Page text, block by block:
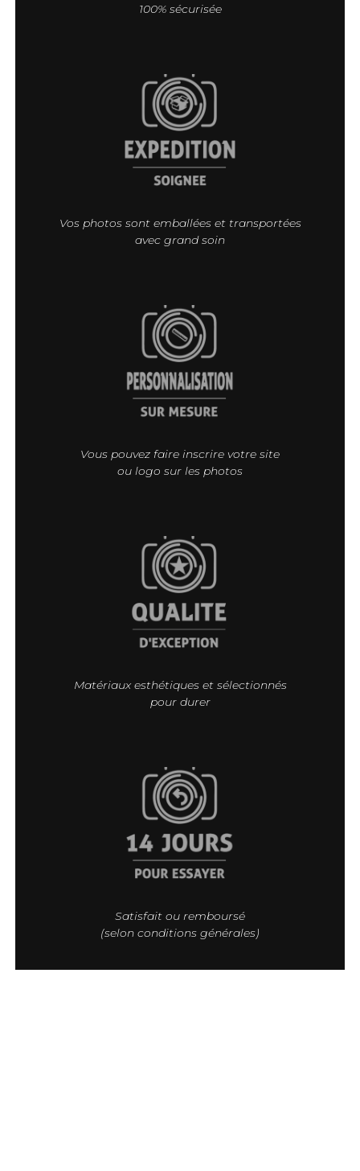
100% sécurisée
Vos photos sont emballées et transportées
avec grand soin
Vous pouvez faire inscrire votre site
ou logo sur les photos
Matériaux esthétiques et sélectionnés
pour durer
Satisfait ou remboursé
(selon conditions générales)